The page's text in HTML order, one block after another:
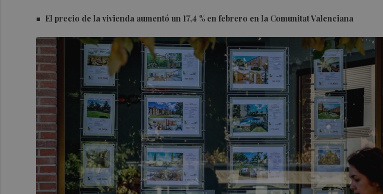
El precio de la vivienda aumentó un 17,4 % en febrero en la Comunitat Valenciana